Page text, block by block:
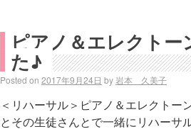
ピアノ＆エレクト
た♪
Posted on 2017年9月24日 by 岩本 久美子
＜リハーサル＞ピアノ＆エレクトー
とその生徒さんとで一緒にリハーサ